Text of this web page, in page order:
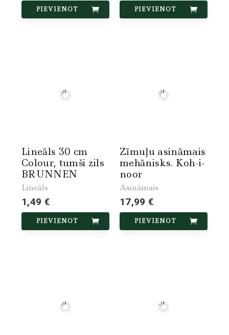
PIEVIENOT PIEVIENOT
Lineāls 30 cm
Colour, tumši zils
BRUNNEN
Lineāls
1,49 €
PIEVIENOT
Zīmuļu asināmais
mehānisks. Koh-i-
noor
Asināmais
17,99 €
PIEVIENOT